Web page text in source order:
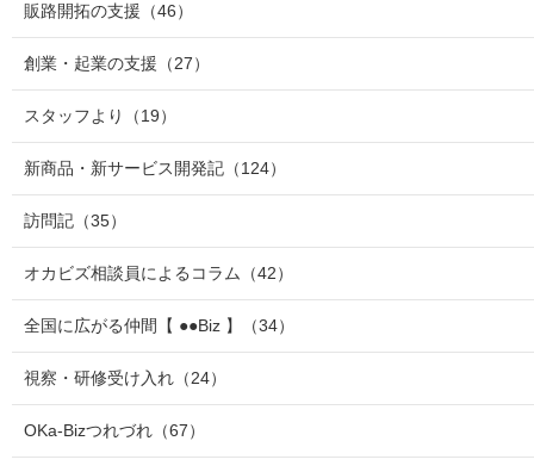
販路開拓の支援 （46）
創業・起業の支援 （27）
スタッフより （19）
新商品・新サービス開発記 （124）
訪問記 （35）
オカビズ相談員によるコラム （42）
全国に広がる仲間【 ●●Biz 】 （34）
視察・研修受け入れ （24）
OKa-Bizつれづれ （67）